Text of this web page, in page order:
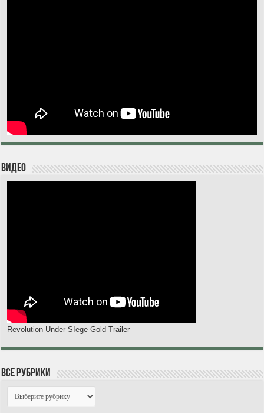
Видео
Revolution Under SIege Gold Trailer
Все рубрики